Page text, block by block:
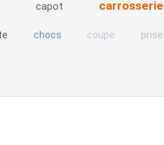
capot carrosserie
chocs coupe prise